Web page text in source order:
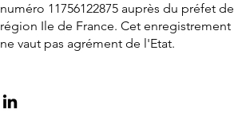
numéro 11756122875 auprès du préfet de
région Ile de France. Cet enregistrement
ne vaut pas agrément de l'Etat.